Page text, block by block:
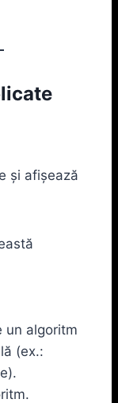
și afișează
un algoritm
(ex.: